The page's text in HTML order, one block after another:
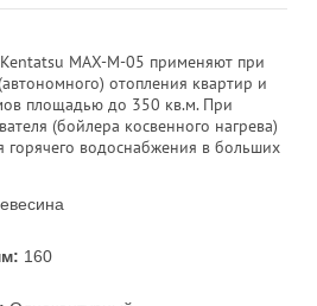
MAX-M-05 применяют при
отопления квартир и
площадью до 350 кв.м. При
(бойлера косвенного нагрева)
горячего водоснабжения в больших
160